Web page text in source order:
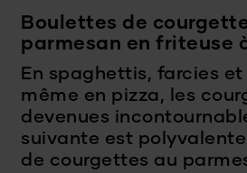
Boulettes de
parmesan en friteuse
En spaghettis, farcies
même en pizza, les
devenues
suivante est
de courgettes au